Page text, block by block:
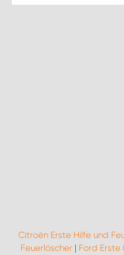
Citroën Erste Hilfe und
Feuerlöscher| Ford Erste